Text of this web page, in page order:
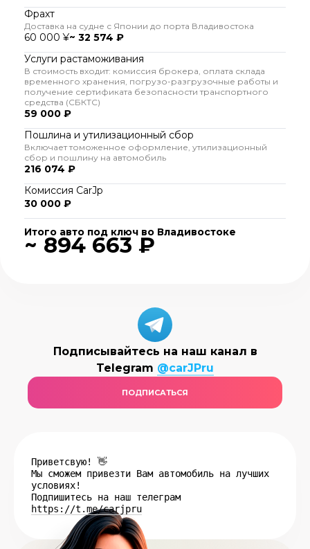
Фрахт
Доставка на судне с Японии до порта Владивостока
60 000 ¥~ 32 574 ₽
Услуги растаможивания
В стоимость входит: комиссия брокера, оплата склада
временного хранения, погрузо-разгрузочные работы и
получение сертификата безопасности транспортного
средства (СБКТС)
59 000 ₽
Пошлина и утилизационный сбор
Включает томоженное оформление, утилизационный
сбор и пошлину на автомобиль
216 074 ₽
Комиссия CarJp
30 000 ₽
Итого авто под ключ во Владивостоке
~ 894 663 ₽
Подписывайтесь на наш канал в
Telegram @carJPru
ПОДПИСАТЬСЯ
Приветсвую! 👋
Мы сможем привезти Вам автомобиль на лучших
условиях!
Подпишитесь на наш телеграм
https://t.me/carjpru